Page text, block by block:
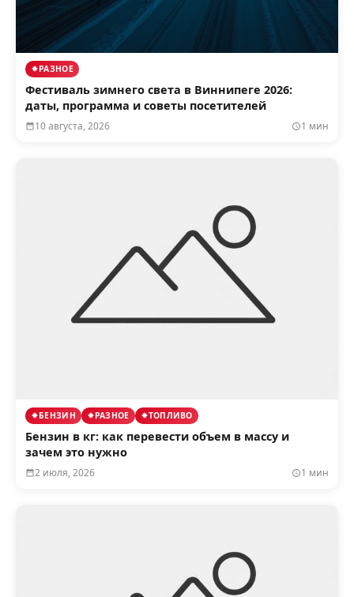
РАЗНОЕ
Фестиваль зимнего света в Виннипеге 2026:
даты, программа и советы посетителей
10 августа, 2026 1 мин
БЕНЗИН РАЗНОЕ ТОПЛИВО
Бензин в кг: как перевести объем в массу и
зачем это нужно
2 июля, 2026 1 мин